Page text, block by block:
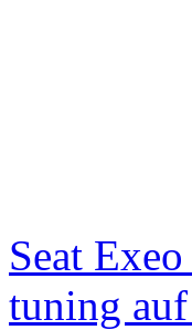
Seat
tuning